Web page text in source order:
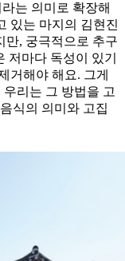
는 의미로 확장해
있는 마지의 김현진
만, 궁극적으로 추구
저마다 독성이 있기
거해야 해요. 그게
리는 그 방법을 고
식의 의미와 고집